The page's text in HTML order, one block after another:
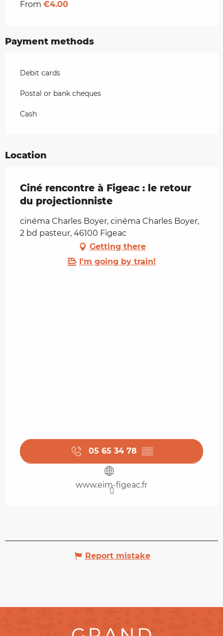
From €4.00
Payment methods
Debit cards
Postal or bank cheques
Cash
Location
Ciné rencontre à Figeac : le retour
du projectionniste
cinéma Charles Boyer, cinéma Charles Boyer,
2 bd pasteur, 46100 Figeac
Getting there
I'm going by train!
05 65 34 78 ▒▒
www.eim-figeac.fr
Report mistake